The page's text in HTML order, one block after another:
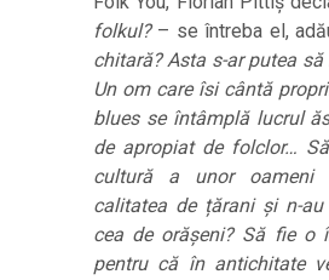
folkul?– se întreba el,
chitară? Asta s-ar putea
Un om care îsi cântă
blues se întâmplă lucrul
de apropiat de folclor…
cultură a unor oameni
calitatea de țărani și n-
cea de orășeni? Să fie o
pentru că în antichitate